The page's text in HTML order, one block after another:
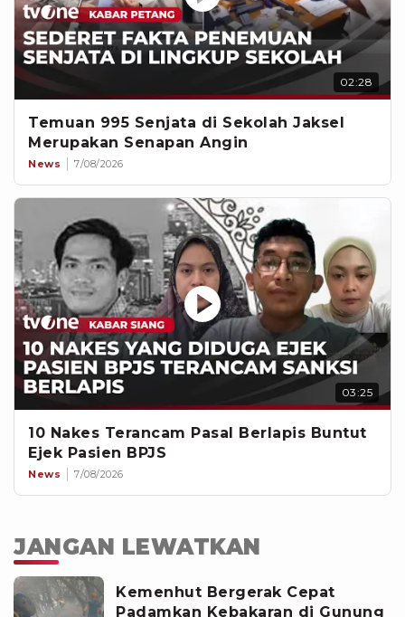
02:28
Temuan 995 Senjata di Sekolah Jaksel
Merupakan Senapan Angin
News 7/08/2026
03:25
10 Nakes Terancam Pasal Berlapis Buntut
Ejek Pasien BPJS
News 7/08/2026
JANGAN LEWATKAN
Kemenhut Bergerak Cepat
Padamkan Kebakaran di Gunung